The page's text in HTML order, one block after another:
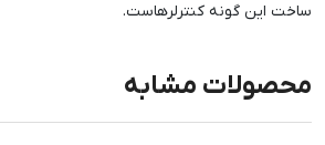
ساخت این گونه کنترلرهاست.
محصولات مشابه